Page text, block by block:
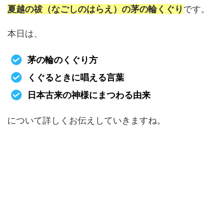
夏越の祓（なごしのはらえ）の茅の輪くぐりです。
本日は、
茅の輪のくぐり方
くぐるときに唱える言葉
日本古来の神様にまつわる由来
について詳しくお伝えしていきますね。